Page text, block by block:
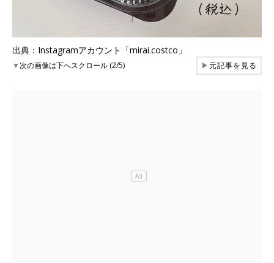
出典：Instagramアカウント「mirai.costco」
▼次の画像は下へスクロール (2/5) ▶元記事を見る